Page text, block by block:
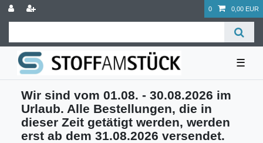
0 0,00 EUR
☰
Wir sind vom 01.08. - 30.08.2026 im
Urlaub. Alle Bestellungen, die in
dieser Zeit getätigt werden, werden
erst ab dem 31.08.2026 versendet.